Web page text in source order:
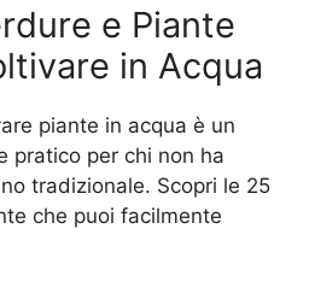
e Piante
in Acqua
piante in acqua è un
pratico per chi non ha
tradizionale. Scopri le 25
che puoi facilmente